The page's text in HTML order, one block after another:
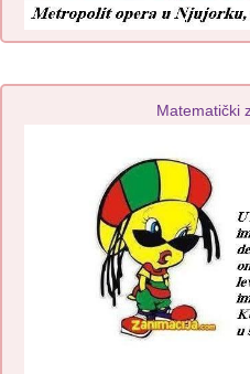
Matematički